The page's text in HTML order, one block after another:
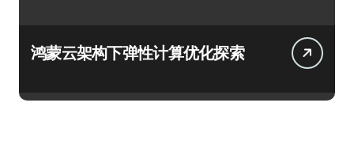
鸿蒙云架构下弹性计算优化探索